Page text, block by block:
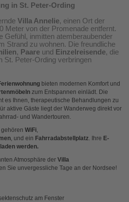
in St. Peter-Ording
Villa Annelie, einen Ort der
Meter von der Promenade entfernt.
Gefühl, inmitten atemberaubender
Strand zu wohnen. Die freundliche
, Paare und Einzelreisende, die
St. Peter-Ording verbringen
bieten modernen Komfort und
zum Entspannen einlädt. Die
es Ihnen, therapeutische Behandlungen zu
aktive Gäste liegt der Wanderweg direkt vor
und Wandertouren.
WiFi
, und ein Fahrradabstellplatz . Ihre E-
werden.
Atmosphäre der Villa
Sie unvergessliche Tage an der Nordsee!
am Fenster